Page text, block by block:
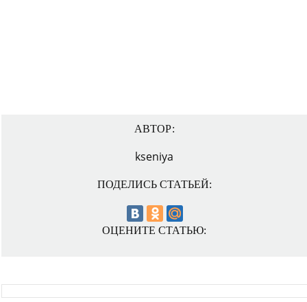
АВТОР:
kseniya
ПОДЕЛИСЬ СТАТЬЕЙ:
ОЦЕНИТЕ СТАТЬЮ: